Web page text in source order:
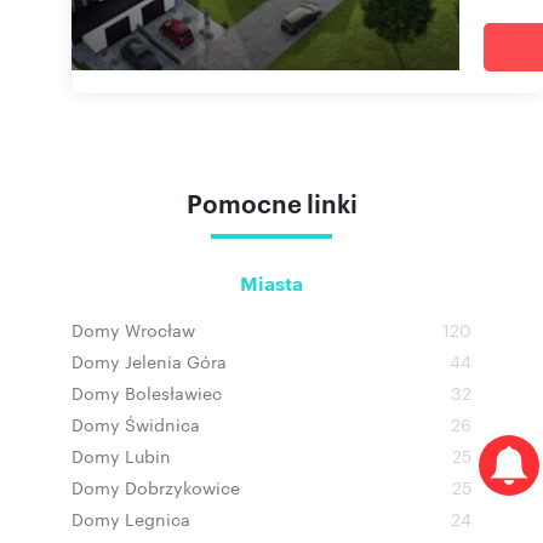
Pomocne linki
Miasta
Domy Wrocław
120
Domy Jelenia Góra
44
Domy Bolesławiec
32
Domy Świdnica
26
Domy Lubin
25
Domy Dobrzykowice
25
Domy Legnica
24